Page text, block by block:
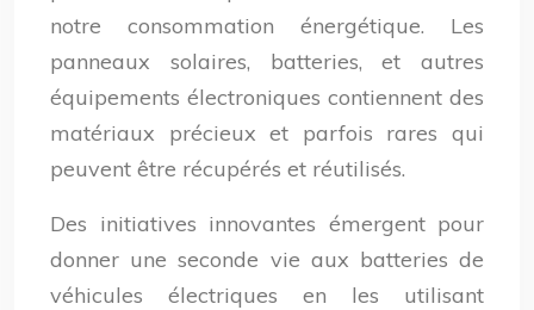
notre consommation énergétique. Les
panneaux solaires, batteries, et autres
équipements électroniques contiennent des
matériaux précieux et parfois rares qui
peuvent être récupérés et réutilisés.
Des initiatives innovantes émergent pour
donner une seconde vie aux batteries de
véhicules électriques en les utilisant